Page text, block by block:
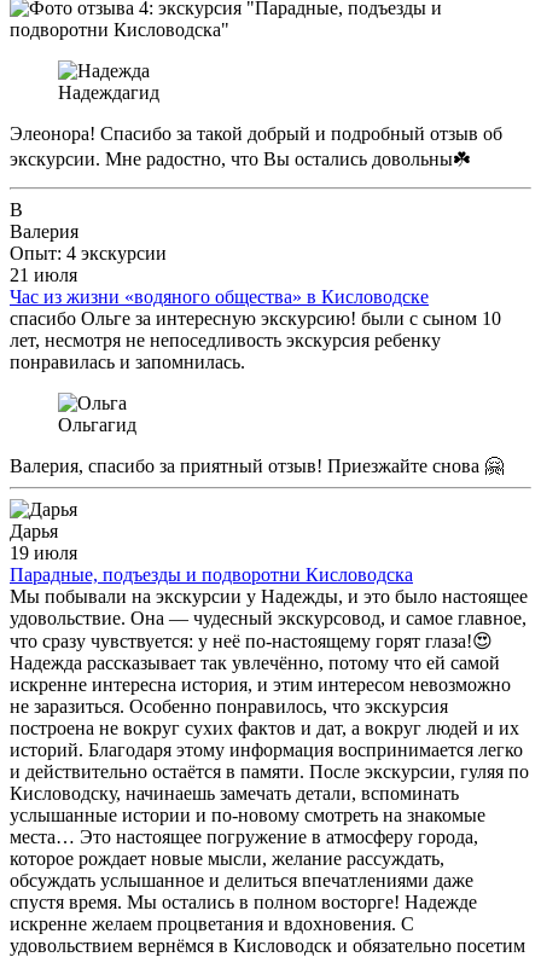
Надеждагид
Элеонора! Спасибо за такой добрый и подробный отзыв об
экскурсии. Мне радостно, что Вы остались довольны☘️
В
Валерия
Опыт: 4 экскурсии
21 июля
Час из жизни «водяного общества» в Кисловодске
спасибо Ольге за интересную экскурсию! были с сыном 10
лет, несмотря не непоседливость экскурсия ребенку
понравилась и запомнилась.
Ольгагид
Валерия, спасибо за приятный отзыв! Приезжайте снова 🤗
Дарья
19 июля
Парадные, подъезды и подворотни Кисловодска
Мы побывали на экскурсии у Надежды, и это было настоящее
удовольствие. Она — чудесный экскурсовод, и самое главное,
что сразу чувствуется: у неё по-настоящему горят глаза!😍
Надежда рассказывает так увлечённо, потому что ей самой
искренне интересна история, и этим интересом невозможно
не заразиться. Особенно понравилось, что экскурсия
построена не вокруг сухих фактов и дат, а вокруг людей и их
историй. Благодаря этому информация воспринимается легко
и действительно остаётся в памяти. После экскурсии, гуляя по
Кисловодску, начинаешь замечать детали, вспоминать
услышанные истории и по-новому смотреть на знакомые
места… Это настоящее погружение в атмосферу города,
которое рождает новые мысли, желание рассуждать,
обсуждать услышанное и делиться впечатлениями даже
спустя время. Мы остались в полном восторге! Надежде
искренне желаем процветания и вдохновения. С
удовольствием вернёмся в Кисловодск и обязательно посетим